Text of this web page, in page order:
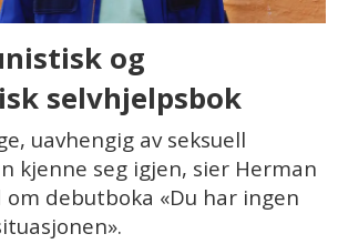
og
selvhjelpsbok
uavhengig av seksuell
kjenne seg igjen, sier Herman
om debutboka «Du har ingen